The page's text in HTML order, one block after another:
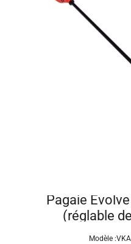
Pagaie
(réglable
Modèle :